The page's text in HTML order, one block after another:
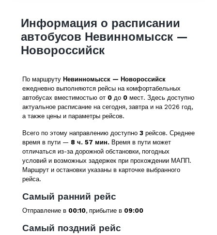
Информация о расписании
автобусов Невинномысск —
Новороссийск
По маршруту Невинномысск — Новороссийск
ежедневно выполняются рейсы на комфортабельных
автобусах вместимостью от 0 до 0 мест. Здесь доступно
актуальное расписание на сегодня, завтра и на 2026 год,
а также цены и параметры рейсов.
Всего по этому направлению доступно 3 рейсов. Среднее
время в пути — 8 ч. 57 мин. Время в пути может
отличаться из-за дорожной обстановки, погодных
условий и возможных задержек при прохождении МАПП.
Маршрут и остановки указаны в карточке выбранного
рейса.
Самый ранний рейс
Отправление в 00:10, прибытие в 09:00
Самый поздний рейс